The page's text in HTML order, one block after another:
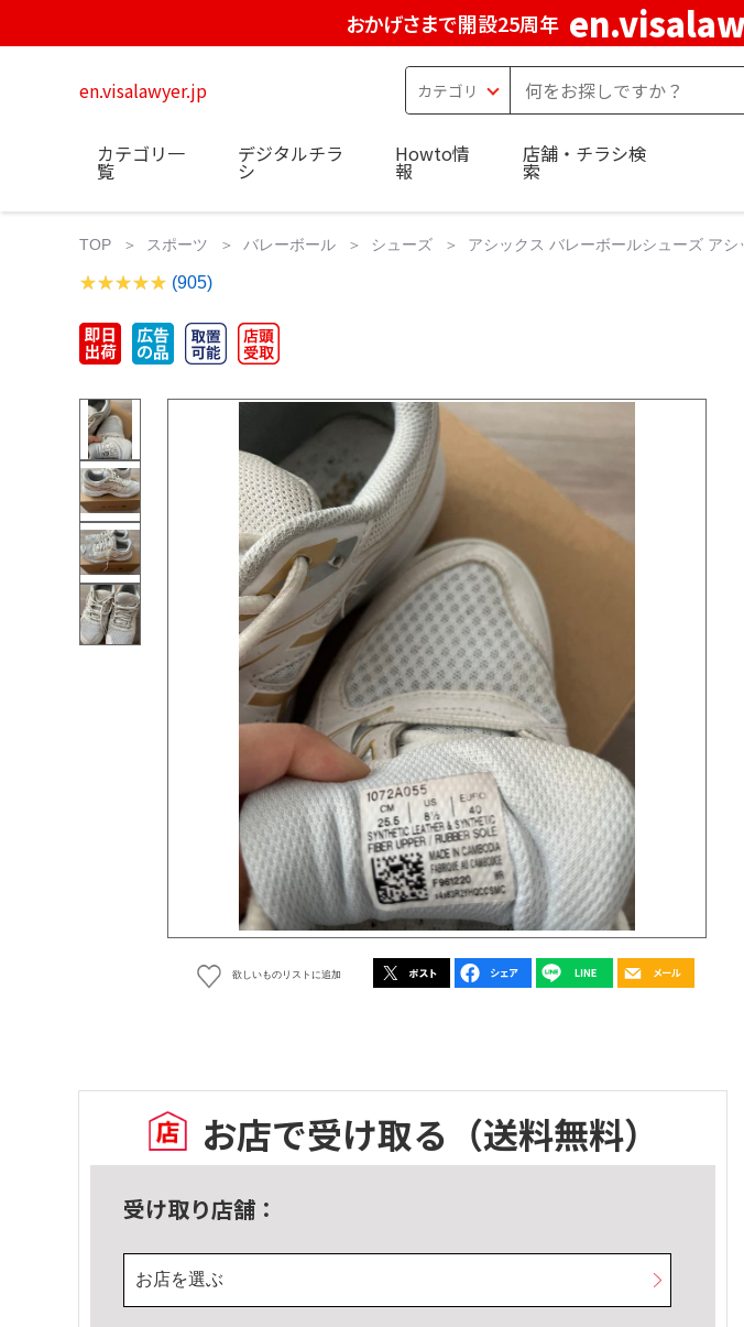
おかげさまで開設25周年
en.visalawyer.jp
カテゴリ一
覧
デジタルチラ
シ
Howto情
報
店舗・チラシ検
索
TOP スポーツ バレーボール シューズ アシックス バレーボールシューズ アシ
(905)
欲しいものリストに追加
お店で受け取る （送料無料）
受け取り店舗：
お店を選ぶ